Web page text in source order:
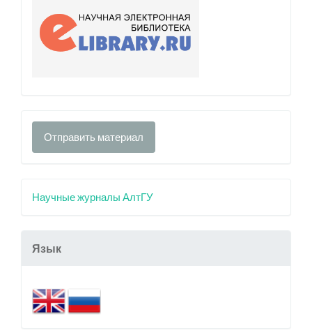
Отправить материал
Научные журналы АлтГУ
Язык